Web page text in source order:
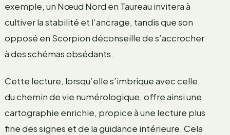
exemple, un Nœud Nord en Taureau invitera à
cultiver la stabilité et l’ancrage, tandis que son
opposé en Scorpion déconseille de s’accrocher
à des schémas obsédants.
Cette lecture, lorsqu’elle s’imbrique avec celle
du chemin de vie numérologique, offre ainsi une
cartographie enrichie, propice à une lecture plus
fine des signes et de la guidance intérieure. Cela